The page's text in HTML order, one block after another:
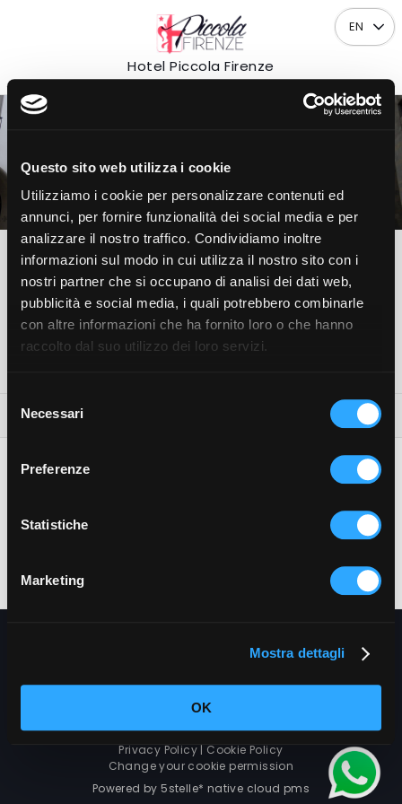
Questo sito web utilizza i cookie
Utilizziamo i cookie per personalizzare contenuti ed
annunci, per fornire funzionalità dei social media e per
analizzare il nostro traffico. Condividiamo inoltre
informazioni sul modo in cui utilizza il nostro sito con i
nostri partner che si occupano di analisi dei dati web,
pubblicità e social media, i quali potrebbero combinarle
con altre informazioni che ha fornito loro o che hanno
raccolto dal suo utilizzo dei loro servizi.
delNecessari
Preferenze
Statistiche
Marketing
Mostra dettagli
OK
Hotel Piccola Firenze
EN
07 Fri
AUGUST
2026 08 Sat
AUGUST
2026
1
Room
2
Adults
0
Children
Check availability
hotelpiccolafirenze@gmail.com-
Delete reservation
Privacy Policy | Cookie Policy
Change your cookie permission
Powered by 5stelle* native cloud pms